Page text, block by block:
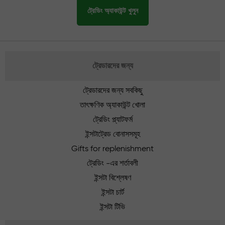
ট্রেডিং অ্যাকাউন্ট খুলুন
ট্রেডারদের জন্য
ট্রেডারদের জন্য সবকিছু
তাৎক্ষণিক অ্যাকাউন্ট খোলা
ট্রেডিং প্ল্যাটফর্ম
ইন্সটাট্রেড বোনাসসমূহ
Gifts for replenishment
ট্রেডিং -এর শর্তাবলী
ইন্সটা বিশ্লেষণ
ইন্সটা চার্ট
ইন্সটা টিভি